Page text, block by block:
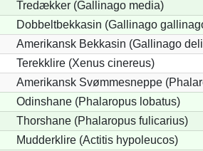
Tredækker (Gallinago media)
Dobbeltbekkasin (Gallinago
Amerikansk Bekkasin (Gallinago
Terekklire (Xenus cinereus)
Amerikansk Svømmesneppe
Odinshane (Phalaropus lobatus)
Thorshane (Phalaropus fulicarius)
Mudderklire (Actitis hypoleucos)